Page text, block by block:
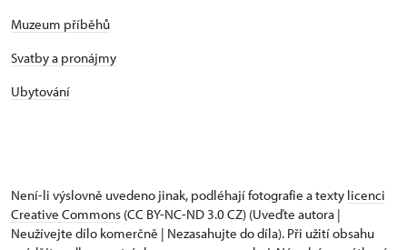
Muzeum příběhů
Svatby a pronájmy
Ubytování
Není-li výslovně uvedeno jinak, podléhají fotografie a texty licenci
Creative Commons (CC BY-NC-ND 3.0 CZ) (Uveďte autora |
Neužívejte dílo komerčně | Nezasahujte do díla). Při užití obsahu